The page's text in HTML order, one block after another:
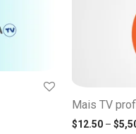
através $250.00
Mais TV
$12.50 – $